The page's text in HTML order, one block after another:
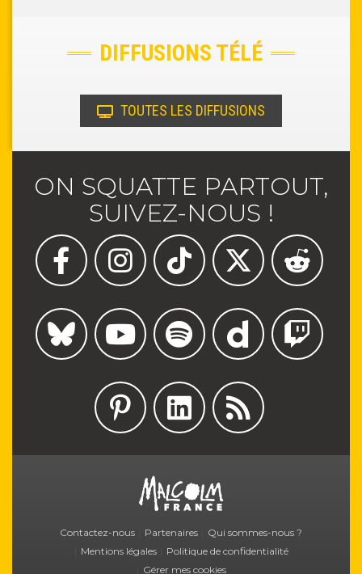
DIFFUSIONS TÉLÉ
TOUTES LES DIFFUSIONS
ON SQUATTE PARTOUT,
SUIVEZ-NOUS !
M
Contactez-nous Partenaires
Qui sommes-nous ?
Mentions légales
Politique de confidentialité
Gérer mes cookies